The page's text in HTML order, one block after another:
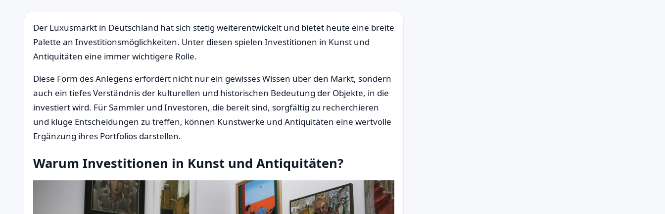
Der Luxusmarkt in Deutschland hat sich stetig weiterentwickelt und bietet heute eine breite
Palette an Investitionsmöglichkeiten. Unter diesen spielen Investitionen in Kunst und
Antiquitäten eine immer wichtigere Rolle.
Diese Form des Anlegens erfordert nicht nur ein gewisses Wissen über den Markt, sondern
auch ein tiefes Verständnis der kulturellen und historischen Bedeutung der Objekte, in die
investiert wird. Für Sammler und Investoren, die bereit sind, sorgfältig zu recherchieren
und kluge Entscheidungen zu treffen, können Kunstwerke und Antiquitäten eine wertvolle
Ergänzung ihres Portfolios darstellen.
Warum Investitionen in Kunst und Antiquitäten?